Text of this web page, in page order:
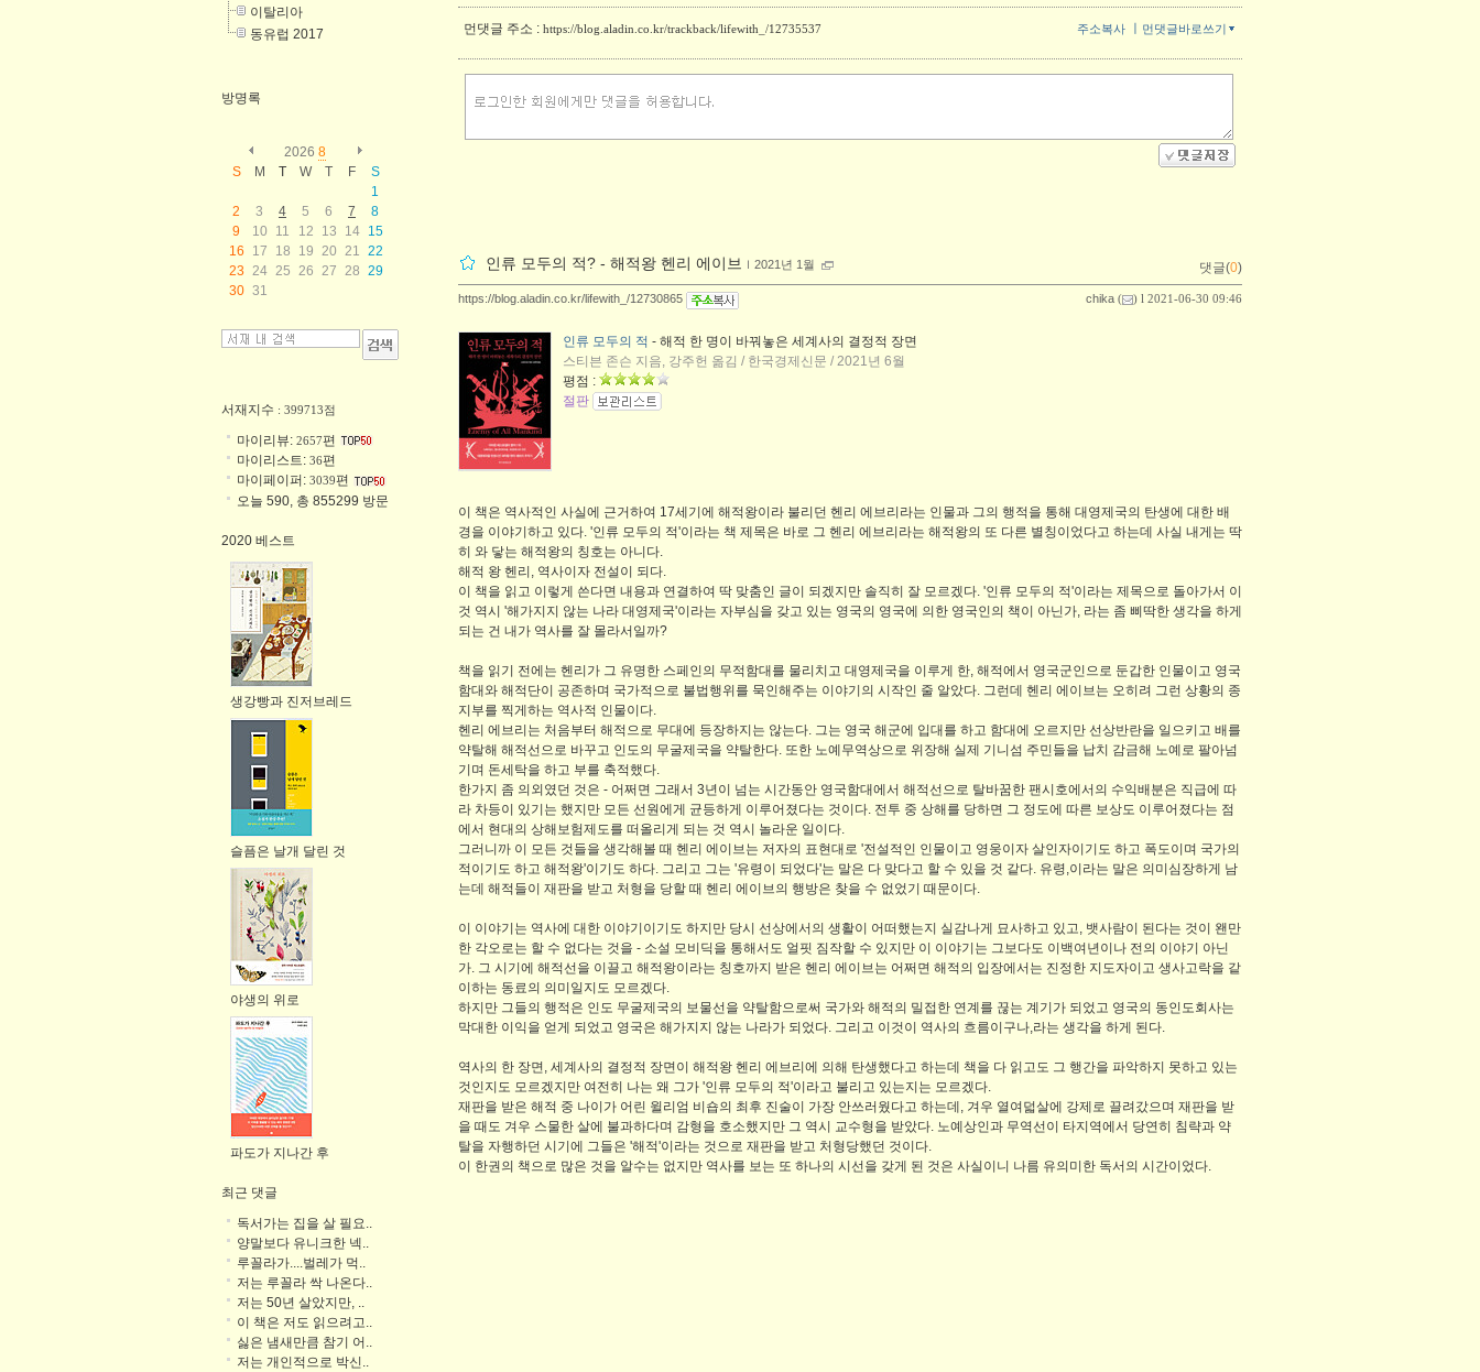
먼댓글 주소 : https://blog.aladin.co.kr/trackback/lifewith_/12735537 먼댓글바로쓰기
주소복사
인류 모두의 적? - 해적왕 헨리 에이브 ｌ 2021년 1월 댓글(0)
chika ( ) l 2021-06-30 09:46
https://blog.aladin.co.kr/lifewith_/12730865
인류 모두의 적 - 해적 한 명이 바꿔놓은 세계사의 결정적 장면
스티븐 존슨 지음, 강주헌 옮김 / 한국경제신문 / 2021년 6월
평점 :
절판
이 책은 역사적인 사실에 근거하여 17세기에 해적왕이라 불리던 헨리 에브리라는 인물과 그의 행적을 통해 대영제국의 탄생에 대한 배
경을 이야기하고 있다. '인류 모두의 적'이라는 책 제목은 바로 그 헨리 에브리라는 해적왕의 또 다른 별칭이었다고 하는데 사실 내게는 딱
히 와 닿는 해적왕의 칭호는 아니다.
해적 왕 헨리, 역사이자 전설이 되다.
이 책을 읽고 이렇게 쓴다면 내용과 연결하여 딱 맞춤인 글이 되겠지만 솔직히 잘 모르겠다. '인류 모두의 적'이라는 제목으로 돌아가서 이
것 역시 '해가지지 않는 나라 대영제국'이라는 자부심을 갖고 있는 영국의 영국에 의한 영국인의 책이 아닌가, 라는 좀 삐딱한 생각을 하게
되는 건 내가 역사를 잘 몰라서일까?
책을 읽기 전에는 헨리가 그 유명한 스페인의 무적함대를 물리치고 대영제국을 이루게 한, 해적에서 영국군인으로 둔갑한 인물이고 영국
함대와 해적단이 공존하며 국가적으로 불법행위를 묵인해주는 이야기의 시작인 줄 알았다. 그런데 헨리 에이브는 오히려 그런 상황의 종
지부를 찍게하는 역사적 인물이다.
헨리 에브리는 처음부터 해적으로 무대에 등장하지는 않는다. 그는 영국 해군에 입대를 하고 함대에 오르지만 선상반란을 일으키고 배를
약탈해 해적선으로 바꾸고 인도의 무굴제국을 약탈한다. 또한 노예무역상으로 위장해 실제 기니섬 주민들을 납치 감금해 노예로 팔아넘
기며 돈세탁을 하고 부를 축적했다.
한가지 좀 의외였던 것은 - 어쩌면 그래서 3년이 넘는 시간동안 영국함대에서 해적선으로 탈바꿈한 팬시호에서의 수익배분은 직급에 따
라 차등이 있기는 했지만 모든 선원에게 균등하게 이루어졌다는 것이다. 전투 중 상해를 당하면 그 정도에 따른 보상도 이루어졌다는 점
에서 현대의 상해보험제도를 떠올리게 되는 것 역시 놀라운 일이다.
그러니까 이 모든 것들을 생각해볼 때 헨리 에이브는 저자의 표현대로 '전설적인 인물이고 영웅이자 살인자이기도 하고 폭도이며 국가의
적이기도 하고 해적왕'이기도 하다. 그리고 그는 '유령이 되었다'는 말은 다 맞다고 할 수 있을 것 같다. 유령,이라는 말은 의미심장하게 남
는데 해적들이 재판을 받고 처형을 당할 때 헨리 에이브의 행방은 찾을 수 없었기 때문이다.
이 이야기는 역사에 대한 이야기이기도 하지만 당시 선상에서의 생활이 어떠했는지 실감나게 묘사하고 있고, 뱃사람이 된다는 것이 왠만
한 각오로는 할 수 없다는 것을 - 소설 모비딕을 통해서도 얼핏 짐작할 수 있지만 이 이야기는 그보다도 이백여년이나 전의 이야기 아닌
가. 그 시기에 해적선을 이끌고 해적왕이라는 칭호까지 받은 헨리 에이브는 어쩌면 해적의 입장에서는 진정한 지도자이고 생사고락을 같
이하는 동료의 의미일지도 모르겠다.
하지만 그들의 행적은 인도 무굴제국의 보물선을 약탈함으로써 국가와 해적의 밀접한 연계를 끊는 계기가 되었고 영국의 동인도회사는
막대한 이익을 얻게 되었고 영국은 해가지지 않는 나라가 되었다. 그리고 이것이 역사의 흐름이구나,라는 생각을 하게 된다.
역사의 한 장면, 세계사의 결정적 장면이 해적왕 헨리 에브리에 의해 탄생했다고 하는데 책을 다 읽고도 그 행간을 파악하지 못하고 있는
것인지도 모르겠지만 여전히 나는 왜 그가 '인류 모두의 적'이라고 불리고 있는지는 모르겠다.
재판을 받은 해적 중 나이가 어린 윌리엄 비숍의 최후 진술이 가장 안쓰러웠다고 하는데, 겨우 열여덟살에 강제로 끌려갔으며 재판을 받
을 때도 겨우 스물한 살에 불과하다며 감형을 호소했지만 그 역시 교수형을 받았다. 노예상인과 무역선이 타지역에서 당연히 침략과 약
탈을 자행하던 시기에 그들은 '해적'이라는 것으로 재판을 받고 처형당했던 것이다.
이 한권의 책으로 많은 것을 알수는 없지만 역사를 보는 또 하나의 시선을 갖게 된 것은 사실이니 나름 유의미한 독서의 시간이었다.
이탈리아
동유럽 2017
방명록
2026 8
S
M T W T F
S
1
2
3 4 5 6 7
8
9
10 11 12 13 14
15
16
17 18 19 20 21
22
23
24 25 26 27 28 29
30 31
서재지수 : 399713점
마이리뷰: 2657편
마이리스트: 36편
마이페이퍼: 3039편
오늘 590, 총 855299 방문
2020 베스트
생강빵과 진저브레드
슬픔은 날개 달린 것
야생의 위로
파도가 지나간 후
최근 댓글
독서가는 집을 살 필요..
양말보다 유니크한 넥..
루꼴라가....벌레가 먹..
저는 루꼴라 싹 나온다..
저는 50년 살았지만, ..
이 책은 저도 읽으려고..
싫은 냄새만큼 참기 어..
저는 개인적으로 박신..